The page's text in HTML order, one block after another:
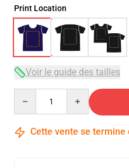
Print Location
Voir le guide des tailles
Cette vente se termine